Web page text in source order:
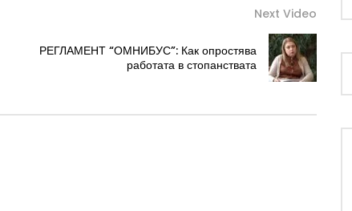
Next Video
РЕГЛАМЕНТ “ОМНИБУС”: Как опростява
работата в стопанствата